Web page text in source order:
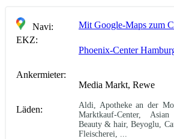
Navi:
Mit Google-Maps zum
EKZ:
Phoenix-Center
Ankermieter:
Media Markt, Rewe
Läden:
Aldi, Apotheke an der
Marktkauf-Center,
Beauty & hair, Beyoglu,
Fleischerei, ...